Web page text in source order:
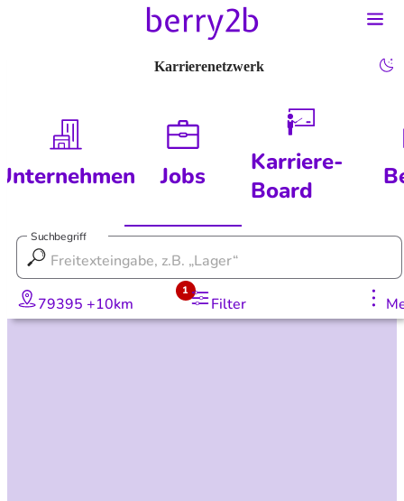
Karrierenetzwerk
Jobs
Karriere-
Board
Suchbegriff
79395 +10km Filter
1